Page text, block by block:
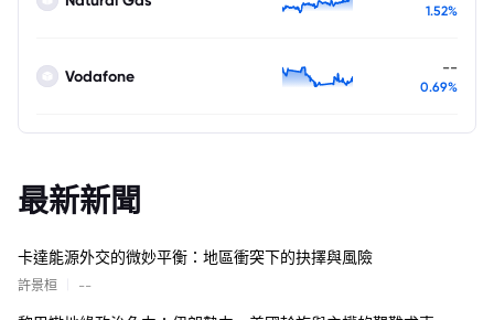
1.52%
Vodafone --
0.69%
最新新聞
卡達能源外交的微妙平衡：地區衝突下的抉擇與風險
許景桓 --